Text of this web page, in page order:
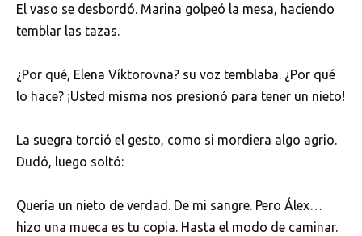
El vaso se desbordó. Marina golpeó la mesa, haciendo
temblar las tazas.
¿Por qué, Elena Víktorovna? su voz temblaba. ¿Por qué
lo hace? ¡Usted misma nos presionó para tener un nieto!
La suegra torció el gesto, como si mordiera algo agrio.
Dudó, luego soltó:
Quería un nieto de verdad. De mi sangre. Pero Álex…
hizo una mueca es tu copia. Hasta el modo de caminar.